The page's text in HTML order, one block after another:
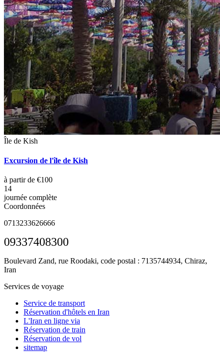
Île de Kish
Excursion de l'île de Kish
à partir de €100
14
journée complète
Coordonnées
0713233626666
09337408300
Boulevard Zand, rue Roodaki, code postal : 7135744934, Chiraz,
Iran
Services de voyage
Service de transport
Réservation d'hôtels en Iran
L'Iran en ligne via
Réservation de train
Réservation de vol
sitemap